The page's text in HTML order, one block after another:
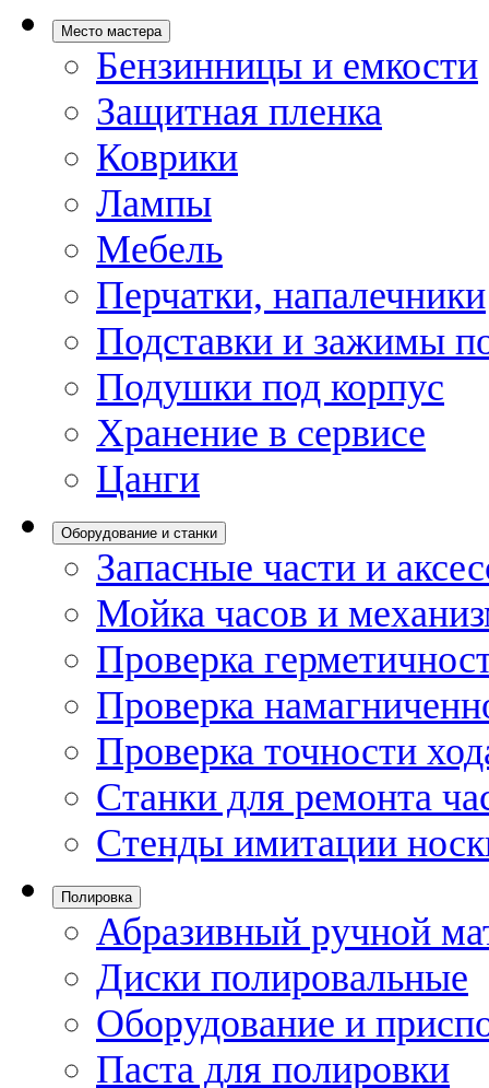
Место мастера
Бензинницы и емкости
Защитная пленка
Коврики
Лампы
Мебель
Перчатки, напалечники
Подставки и зажимы
Подушки под корпус
Хранение в сервисе
Цанги
Оборудование и станки
Запасные части и
Мойка часов и
Проверка
Проверка
Проверка точности
Станки для ремонта
Стенды имитации
Полировка
Абразивный ручной
Диски полировальные
Оборудование и
Паста для полировки